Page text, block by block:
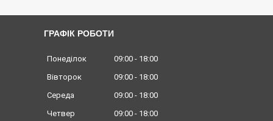
ГРАФІК РОБОТИ
Понеділок 09:00
18:00
Вівторок
09:00
18:00
Середа
09:00
18:00
Четвер
09:00 18:00